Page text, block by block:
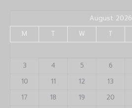
August 2026
M
T W T
3
4 5 6
10
11 12 13
17
18 19 20